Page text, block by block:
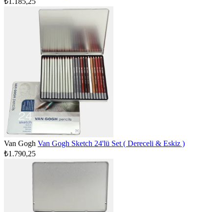
Van Gogh Van Gogh Sketch 24'lü Set ( Dereceli & Eskiz )
₺1.790,25